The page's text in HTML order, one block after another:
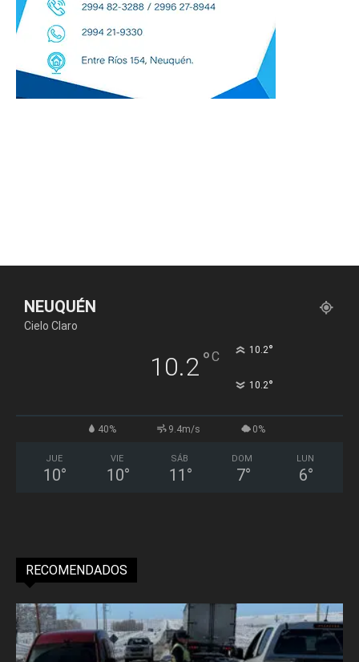
NEUQUÉN
Cielo Claro
10.2°C 10.2°
10.2°
40% 9.4m/s 0%
JUE
10°
VIE
10°
SÁB
11 °
DOM
7°
LUN
6°
RECOMENDADOS